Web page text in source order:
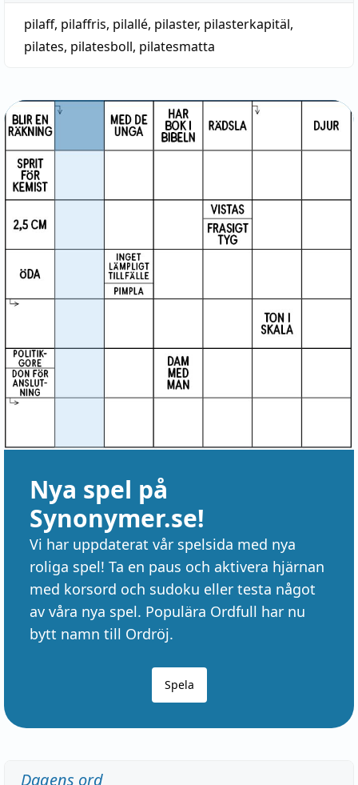
pilaff, pilaffris, pilallé, pilaster, pilasterkapitäl,
pilates, pilatesboll, pilatesmatta
Nya spel på
Synonymer.se!
Vi har uppdaterat vår spelsida med nya
roliga spel! Ta en paus och aktivera hjärnan
med korsord och sudoku eller testa något
av våra nya spel. Populära Ordfull har nu
bytt namn till Ordröj.
Spela
Dagens ord